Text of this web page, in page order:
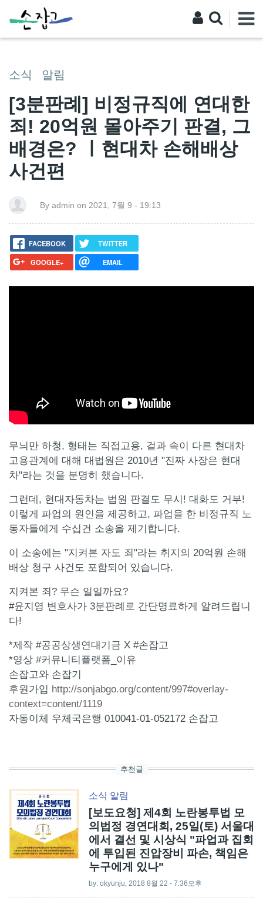
소식 알림
[3분판례] 비정규직에 연대한
죄! 20억원 몰아주기 판결, 그
배경은? ㅣ현대차 손해배상
사건편
By admin on 2021, 7월 9 - 19:13
FACEBOOK
TWITTER
GOOGLE+
EMAIL
무늬만 하청, 형태는 직접고용, 겉과 속이 다른 현대차
고용관계에 대해 대법원은 2010년 "진짜 사장은 현대
차"라는 것을 분명히 했습니다.
그런데, 현대자동차는 법원 판결도 무시! 대화도 거부!
이렇게 파업의 원인을 제공하고, 파업을 한 비정규직 노
동자들에게 수십건 소송을 제기합니다.
이 소송에는 "지켜본 자도 죄"라는 취지의 20억원 손해
배상 청구 사건도 포함되어 있습니다.
지켜본 죄? 무슨 일일까요?
#윤지영 변호사가 3분판례로 간단명료하게 알려드립니
다!
*제작 #공공상생연대기금 X #손잡고
*영상 #커뮤니티플랫폼_이유
손잡고와 손잡기
후원가입 http://sonjabgo.org/content/997#overlay-
context=content/1119
자동이체 우체국은행 010041-01-052172 손잡고
추천글
소식 알림
[보도요청] 제4회 노란봉투법 모
의법정 경연대회, 25일(토) 서울대
에서 결선 및 시상식 "파업과 집회
에 투입된 진압장비 파손, 책임은
누구에게 있나"
by: okyunju, 2018 8월 22 - 7:36오후